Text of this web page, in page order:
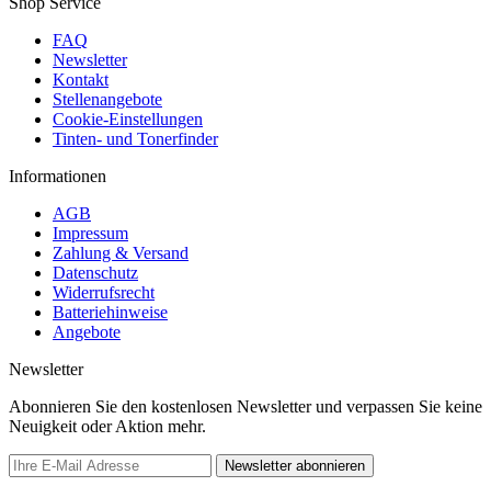
FAQ
Newsletter
Kontakt
Stellenangebote
Cookie-Einstellungen
Tinten- und Tonerfinder
Informationen
AGB
Impressum
Zahlung & Versand
Datenschutz
Widerrufsrecht
Batteriehinweise
Angebote
Newsletter
Abonnieren Sie den kostenlosen Newsletter und verpassen Sie keine
Neuigkeit oder Aktion mehr.
Newsletter abonnieren